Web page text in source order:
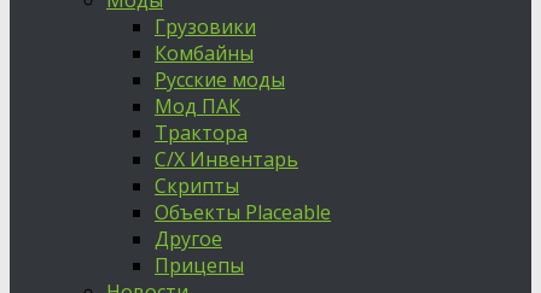
Грузовики
Комбайны
Русские моды
Мод ПАК
Трактора
С/Х Инвентарь
Скрипты
Объекты Placeable
Другое
Прицепы